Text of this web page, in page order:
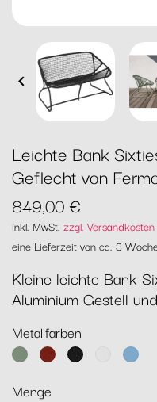

Leichte Bank
Geflecht von
849,00 €
inkl. MwSt. zzgl. Versandkosten
eine Lieferzeit von ca. 3
Kleine leichte Bank
Aluminium Gestell
Metallfarben
KaktusOckerLakritz
Maya
Menge